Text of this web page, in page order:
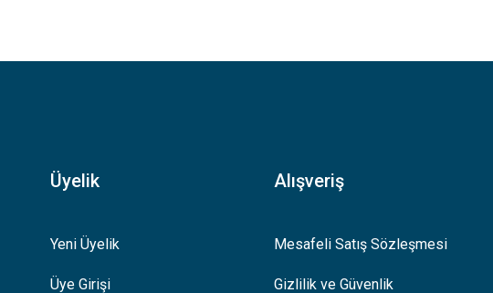
Üyelik
Yeni Üyelik
Üye Girişi
Alışveriş
Mesafeli Satış Sözleşmesi
Gizlilik ve Güvenlik